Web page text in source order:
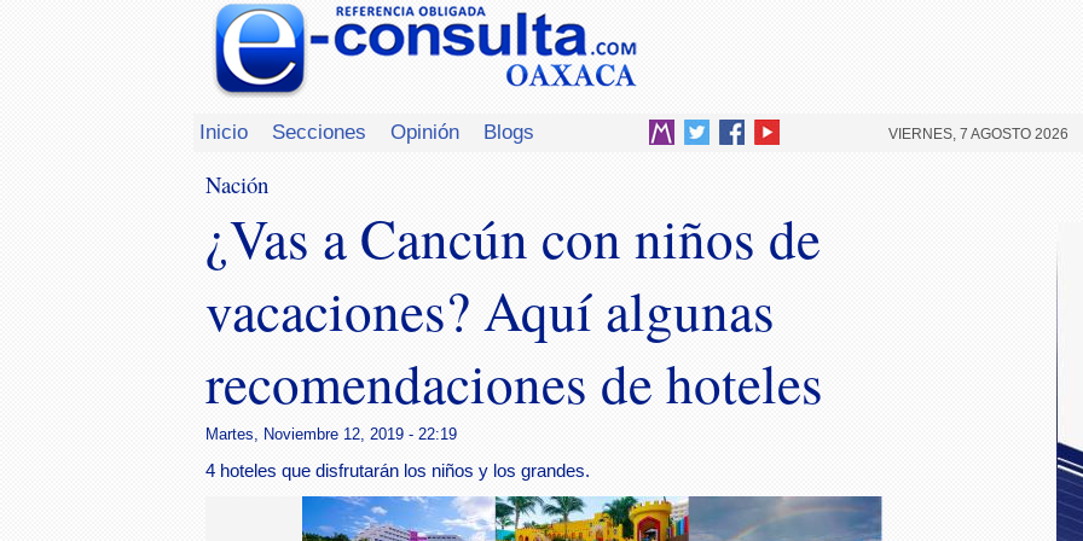
Inicio Secciones Opinión Blogs VIERNES, 7 AGOSTO 2026
Nación
¿Vas a Cancún con niños de
vacaciones? Aquí algunas
recomendaciones de hoteles
Martes, Noviembre 12, 2019 - 22:19
4 hoteles que disfrutarán los niños y los grandes.